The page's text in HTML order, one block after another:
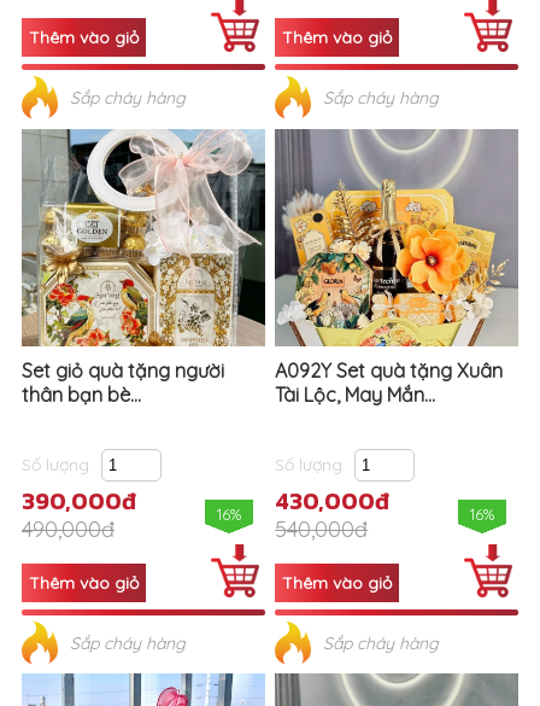
Sắp cháy hàng Sắp cháy hàng
Set giỏ quà tặng người
thân bạn bè...
Số lượng
390,000đ
490,000đ
16%
Sắp cháy hàng
A092Y Set quà tặng Xuân
Tài Lộc, May Mắn...
Số lượng
430,000đ
540,000đ
16%
Sắp cháy hàng